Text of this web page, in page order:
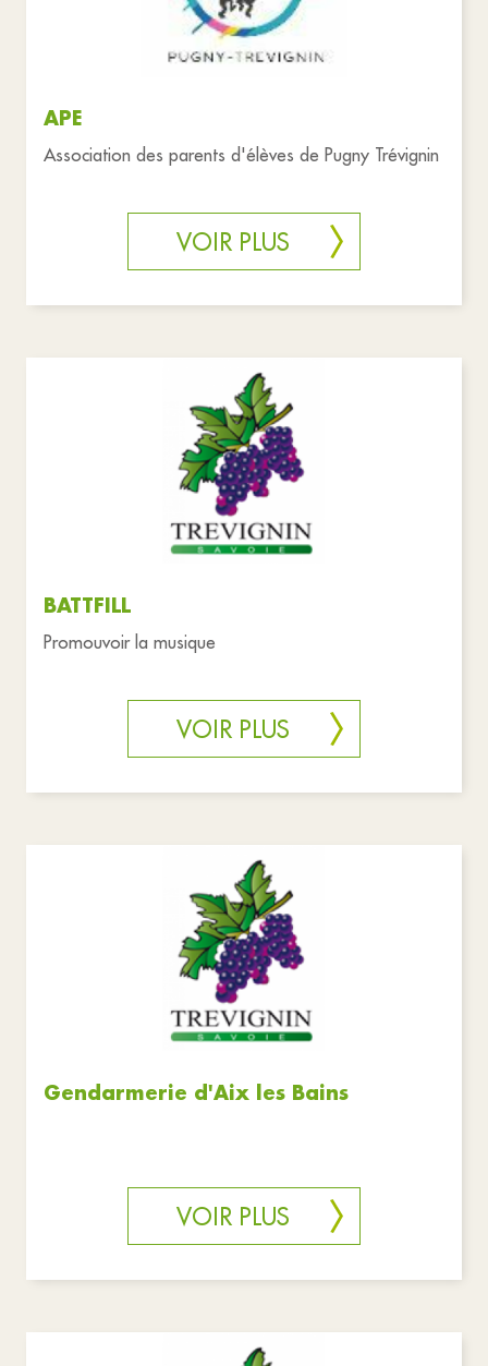
APE
Association des parents d'élèves de Pugny Trévignin
VOIR PLUS
BATTFILL
Promouvoir la musique
VOIR PLUS
Gendarmerie d'Aix les Bains
VOIR PLUS